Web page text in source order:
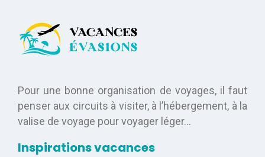
Pour une bonne organisation de voyages, il faut
penser aux circuits à visiter, à l’hébergement, à la
valise de voyage pour voyager léger…
Inspirations vacances